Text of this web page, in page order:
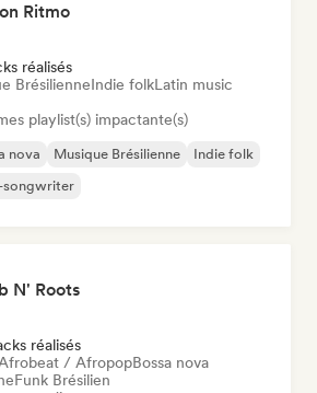
Ritmo
réalisés
BrésilienneIndie folkLatin music
playlist(s) impactante(s)
nova Musique Brésilienne
Indie folk
songwriter
N' Roots
réalisés
/ AfropopBossa nova
Funk Brésilien